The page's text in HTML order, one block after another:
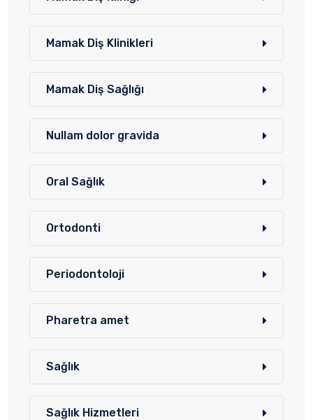
Mamak Diş Klinikleri
Mamak Diş Sağlığı
Nullam dolor gravida
Oral Sağlık
Ortodonti
Periodontoloji
Pharetra amet
Sağlık
Sağlık Hizmetleri